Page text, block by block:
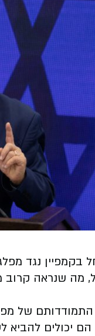
נגד
מה שנראה
נתניהו על
יכולים